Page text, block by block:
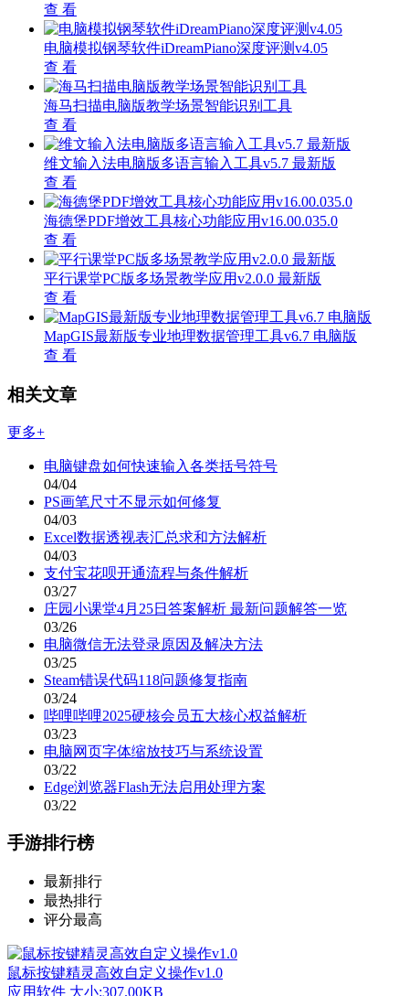
查 看
电脑模拟钢琴软件iDreamPiano深度评测v4.05
查 看
海马扫描电脑版教学场景智能识别工具
查 看
维文输入法电脑版多语言输入工具v5.7 最新版
查 看
海德堡PDF增效工具核心功能应用v16.00.035.0
查 看
平行课堂PC版多场景教学应用v2.0.0 最新版
查 看
MapGIS最新版专业地理数据管理工具v6.7 电脑版
查 看
相关文章
更多+
电脑键盘如何快速输入各类括号符号
04/04
PS画笔尺寸不显示如何修复
04/03
Excel数据透视表汇总求和方法解析
04/03
支付宝花呗开通流程与条件解析
03/27
庄园小课堂4月25日答案解析 最新问题解答一览
03/26
电脑微信无法登录原因及解决方法
03/25
Steam错误代码118问题修复指南
03/24
哔哩哔哩2025硬核会员五大核心权益解析
03/23
电脑网页字体缩放技巧与系统设置
03/22
Edge浏览器Flash无法启用处理方案
03/22
手游排行榜
最新排行
最热排行
评分最高
鼠标按键精灵高效自定义操作v1.0
应用软件 大小:307.00KB